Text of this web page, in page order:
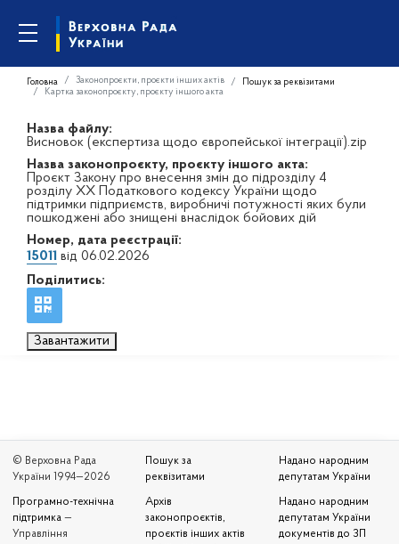
Головна Законопроєкти, проєкти інших актів
Пошук за реквізитами
Картка законопроєкту, проєкту іншого акта
Назва файлу:
Висновок (експертиза щодо європейської інтеграції).zip
Назва законопроєкту, проєкту іншого акта:
Проєкт Закону про внесення змін до підрозділу 4
розділу ХХ Податкового кодексу України щодо
підтримки підприємств, виробничі потужності яких були
пошкоджені або знищені внаслідок бойових дій
Номер, дата реєстрації:
15011 від 06.02.2026
Поділитись:
Завантажити
© Верховна Рада
України 1994—2026
Програмно-технічна
підтримка —
Управління
Пошук за
реквізитами
Архів
законопроєктів,
проєктів інших актів
Надано народним
депутатам України
Надано народним
депутатам України
документів до ЗП